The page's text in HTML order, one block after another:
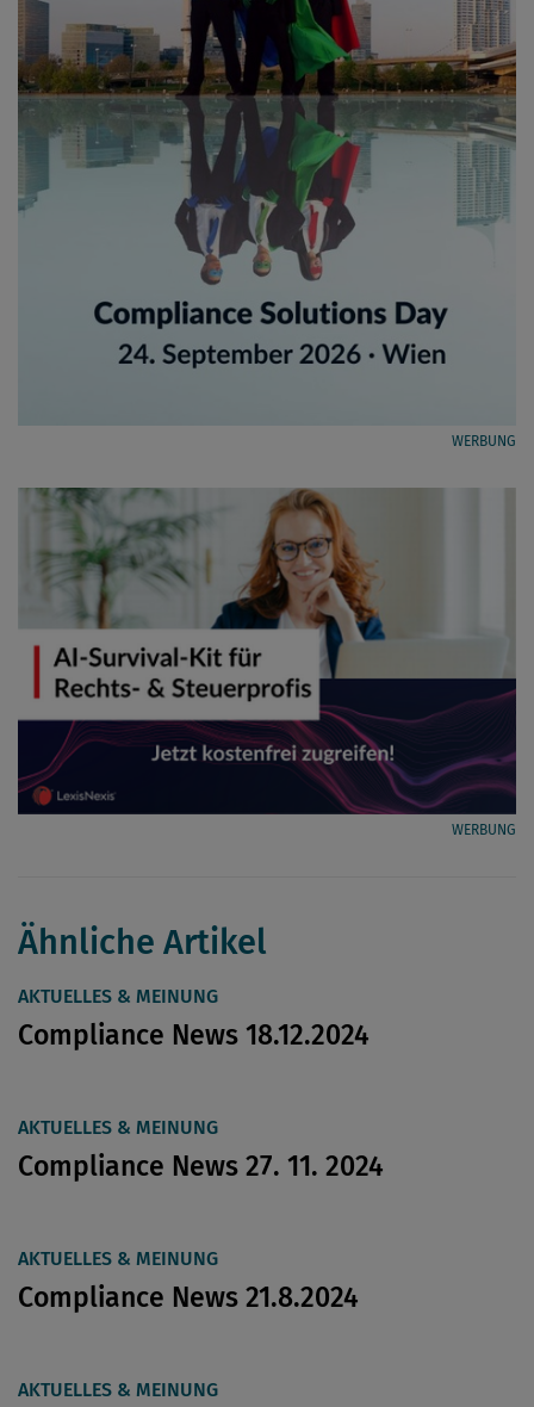
WERBUNG
WERBUNG
Ähnliche Artikel
AKTUELLES & MEINUNG
Compliance News 18.12.2024
AKTUELLES & MEINUNG
Compliance News 27. 11. 2024
AKTUELLES & MEINUNG
Compliance News 21.8.2024
AKTUELLES & MEINUNG